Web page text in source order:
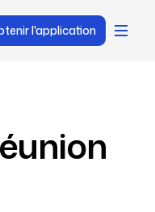
l'application